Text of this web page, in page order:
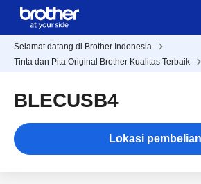
Selamat datang di Brother Indonesia
Tinta dan Pita Original Brother Kualitas Terbaik
BLECUSB4
Lokasi pembelian